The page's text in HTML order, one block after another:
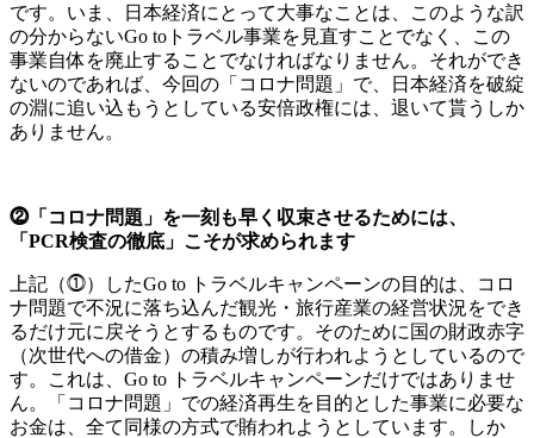
です。いま、日本経済にとって大事なことは、このような訳
の分からないGo toトラベル事業を見直すことでなく、この
事業自体を廃止することでなければなりません。それができ
ないのであれば、今回の「コロナ問題」で、日本経済を破綻
の淵に追い込もうとしている安倍政権には、退いて貰うしか
ありません。
⓶「コロナ問題」を一刻も早く収束させるためには、
「PCR検査の徹底」こそが求められます
上記（⓵）したGo to トラベルキャンペーンの目的は、コロ
ナ問題で不況に落ち込んだ観光・旅行産業の経営状況をでき
るだけ元に戻そうとするものです。そのために国の財政赤字
（次世代への借金）の積み増しが行われようとしているので
す。これは、Go to トラベルキャンペーンだけではありませ
ん。「コロナ問題」での経済再生を目的とした事業に必要な
お金は、全て同様の方式で賄われようとしています。しか